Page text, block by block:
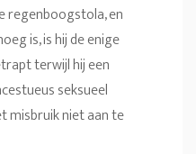
regenboogstola, en
is, is hij de enige
terwijl hij een
seksueel
misbruik niet aan te